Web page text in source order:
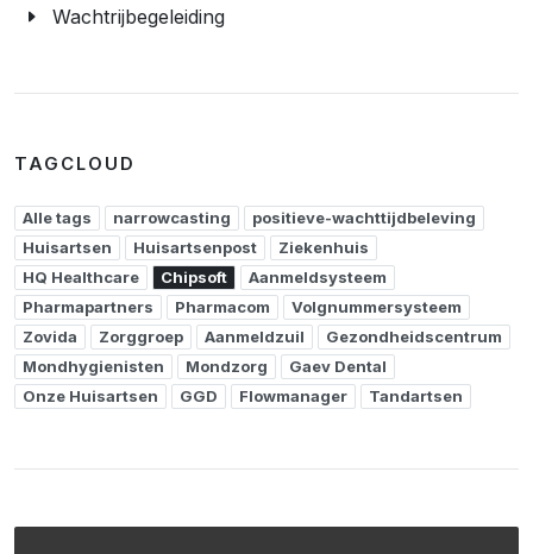
Wachtrijbegeleiding
TAGCLOUD
Alle tags narrowcasting
positieve-wachttijdbeleving
Huisartsen
Huisartsenpost
Ziekenhuis
HQ Healthcare
Chipsoft
Aanmeldsysteem
Pharmapartners
Pharmacom
Volgnummersysteem
Zovida
Zorggroep Aanmeldzuil
Gezondheidscentrum
Mondhygienisten
Mondzorg
Gaev Dental
Onze Huisartsen
GGD Flowmanager Tandartsen